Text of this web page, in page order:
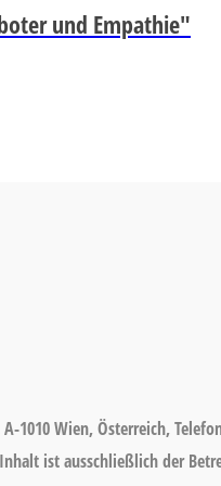
und Empathie"
1010 Wien, Österreich,
ist ausschließlich der